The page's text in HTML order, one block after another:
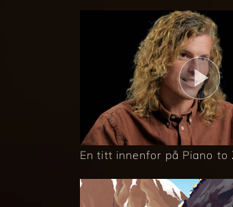
En titt innenfor på Piano to